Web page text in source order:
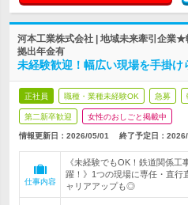
河本工業株式会社 | 地域未来牽引企
拠出年金有
未経験歓迎！幅広い現場を手掛け
正社員 職種・業種未経験OK 急募
第二新卒歓迎 女性のおしごと掲載中
情報更新日：2026/05/01 終了予定日：
仕事内容
《未経験でもOK！鉄道関係
躍！》1つの現場に専任・直行
ャリアアップも◎